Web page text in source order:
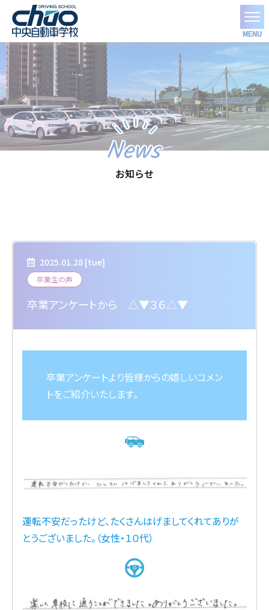
MENU
お知らせ
News
2025.01.28 [tue]
卒業生の声
卒業アンケートから △▼３６△▼
卒業アンケートより皆様からの嬉しいコメン
トをご紹介いたします。
運転不安だったけど、たくさんはげましてくれてありが
とうございました。（女性・１０代）